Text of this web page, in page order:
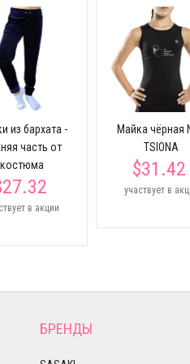
из бархата -
часть от
костюма
в акции
Майка чёрная
TSIONA
$31.42
участвует в
БРЕНДЫ